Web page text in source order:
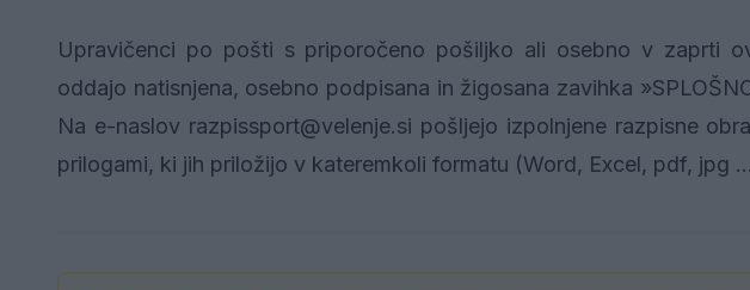
Upravičenci po pošti s priporočeno pošiljko ali osebno v zaprti
oddajo natisnjena, osebno podpisana in žigosana zavihka
Na e-naslov razpissport@velenje.si pošljejo izpolnjene razpisne
prilogami, ki jih priložijo v kateremkoli formatu (Word, Excel, pdf, jpg